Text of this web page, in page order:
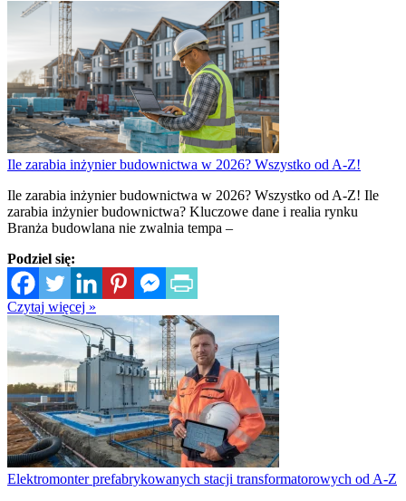
Ile zarabia inżynier budownictwa w 2026? Wszystko od A-Z!
Ile zarabia inżynier budownictwa w 2026? Wszystko od A-Z! Ile
zarabia inżynier budownictwa? Kluczowe dane i realia rynku
Branża budowlana nie zwalnia tempa –
Podziel się:
Czytaj więcej »
Elektromonter prefabrykowanych stacji transformatorowych od A-Z